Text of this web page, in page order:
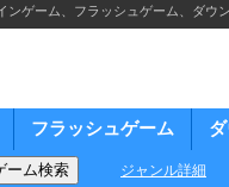
ゲーム、フラッシュゲーム、ダウ
フラッシュゲーム
ジャンル詳細